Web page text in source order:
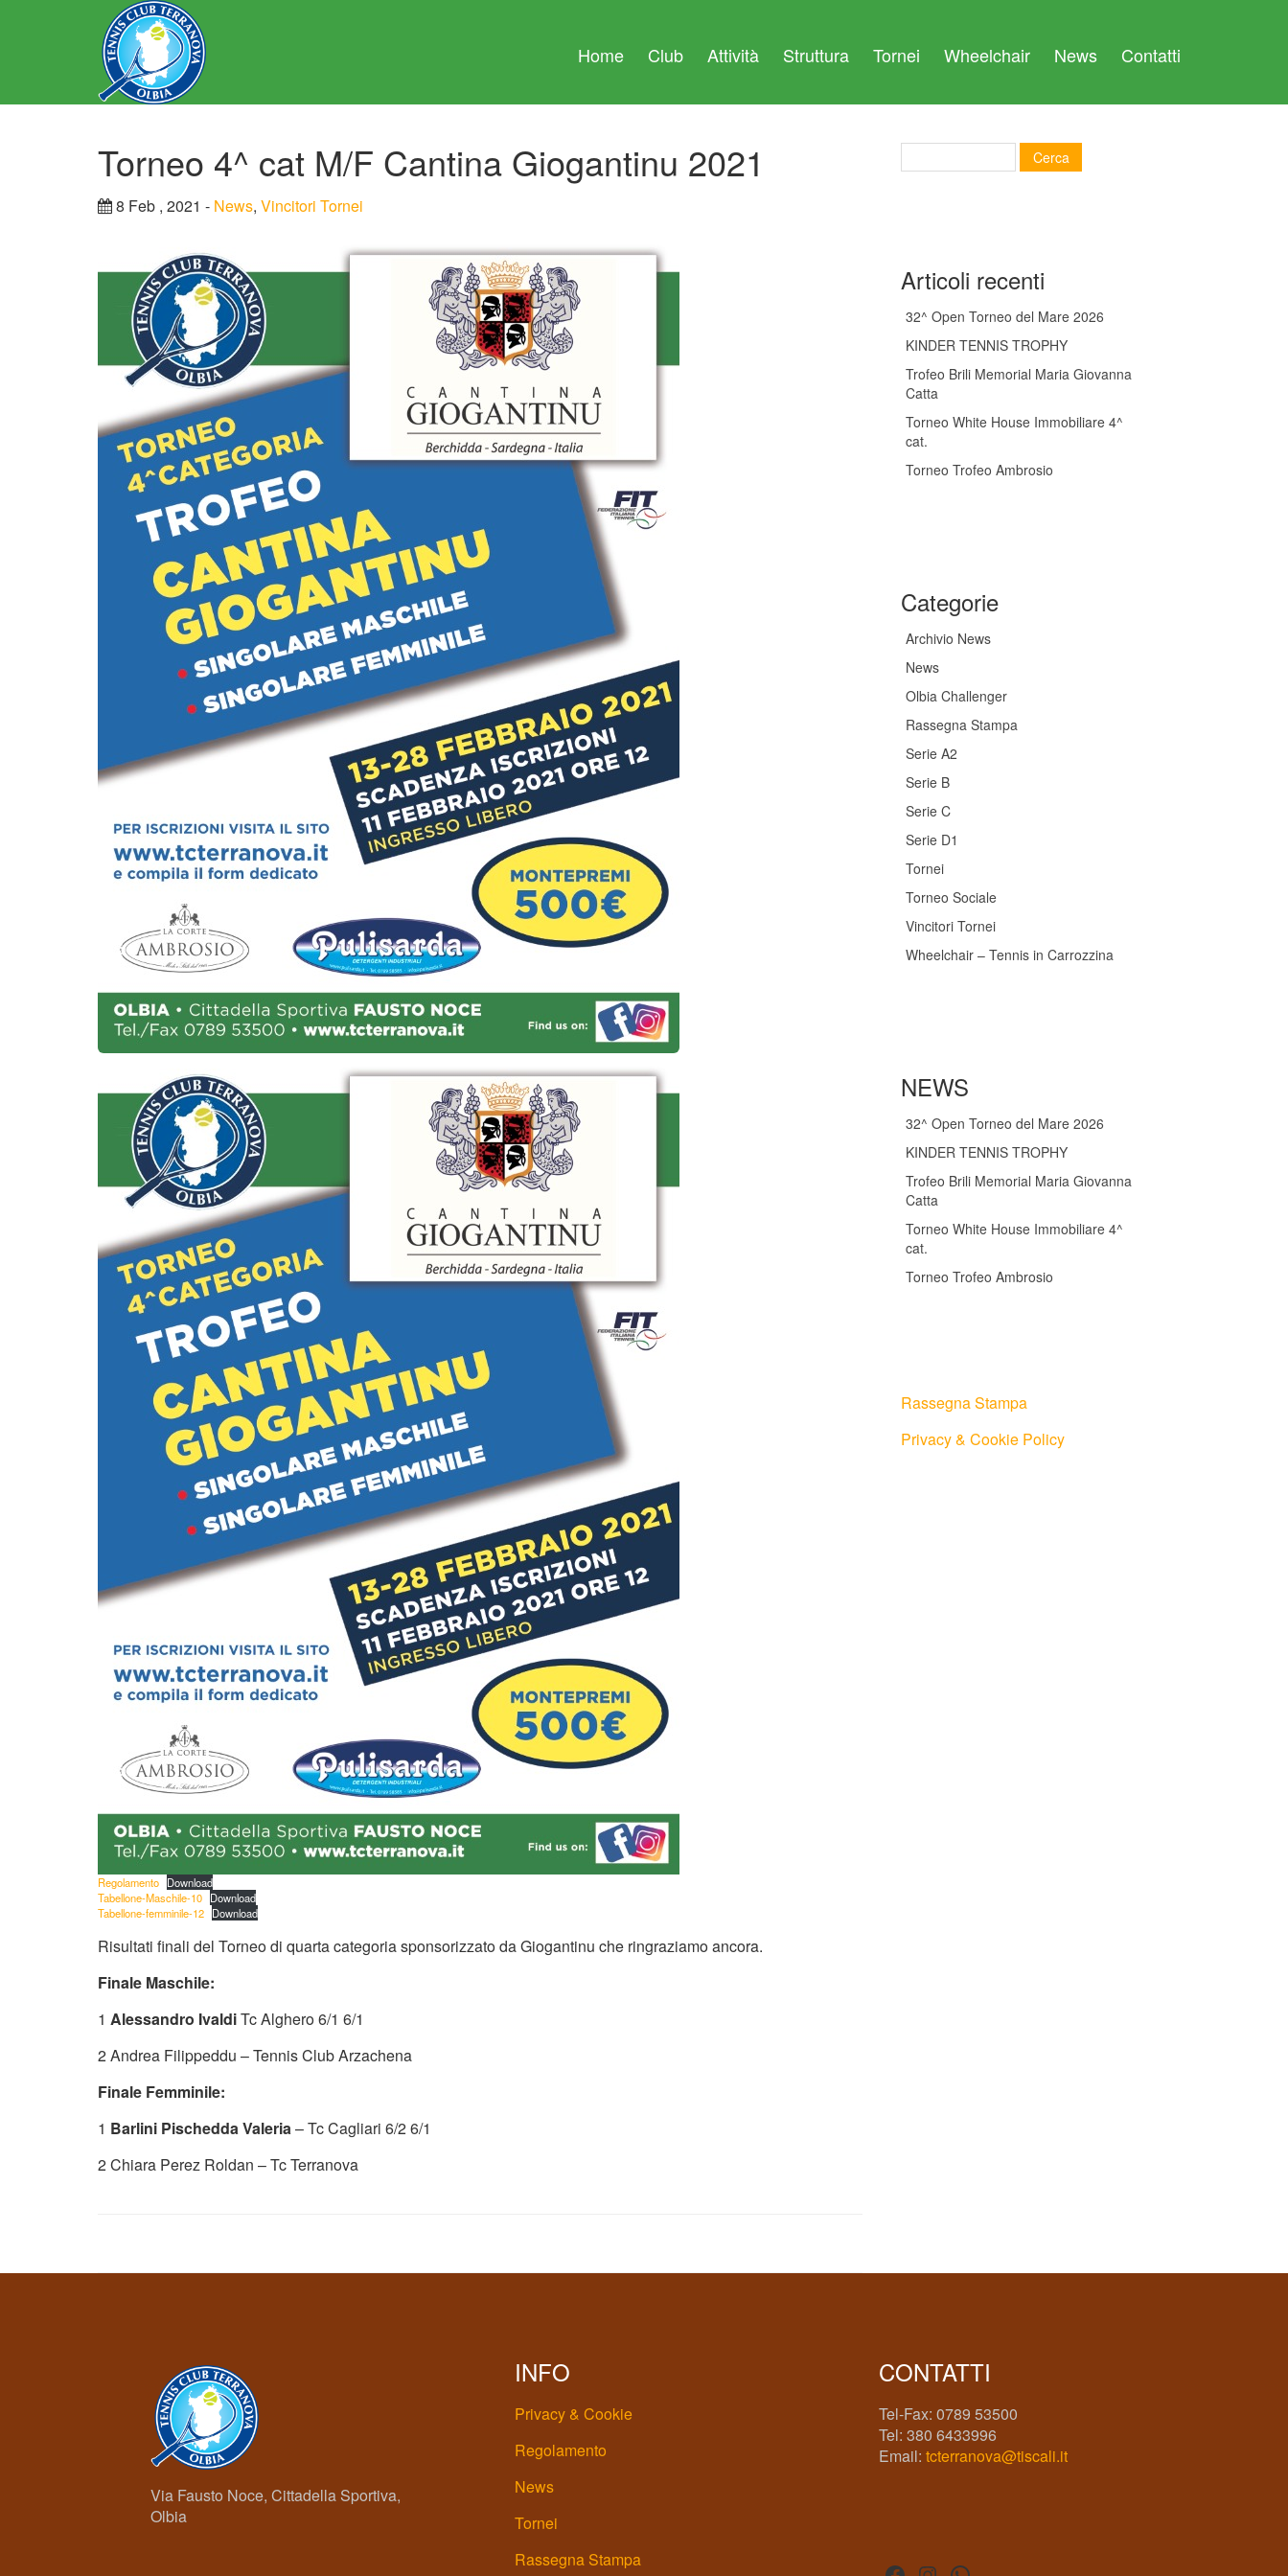
Home Club Attività Struttura Tornei Wheelchair News Contatti
Torneo 4^ cat M/F Cantina Giogantinu 2021
8 Feb , 2021 - News, Vincitori Tornei
Regolamento Download
Tabellone-Maschile-10 Download
Tabellone-femminile-12 Download
Risultati finali del Torneo di quarta categoria sponsorizzato da Giogantinu che ringraziamo ancora.
Finale Maschile:
1 Alessandro IvaldiTc Alghero 6/1 6/1
2 Andrea Filippeddu – Tennis Club Arzachena
Finale Femminile:
1 Barlini Pischedda Valeria– Tc Cagliari 6/2 6/1
2 Chiara Perez Roldan – Tc Terranova
Articoli recenti
32^ Open Torneo del Mare 2026
KINDER TENNIS TROPHY
Trofeo Brili Memorial Maria Giovanna
Catta
Torneo White House Immobiliare 4^
cat.
Torneo Trofeo Ambrosio
Categorie
Archivio News
News
Olbia Challenger
Rassegna Stampa
Serie A2
Serie B
Serie C
Serie D1
Tornei
Torneo Sociale
Vincitori Tornei
Wheelchair – Tennis in Carrozzina
NEWS
32^ Open Torneo del Mare 2026
KINDER TENNIS TROPHY
Trofeo Brili Memorial Maria Giovanna
Catta
Torneo White House Immobiliare 4^
cat.
Torneo Trofeo Ambrosio
Rassegna Stampa
Privacy & Cookie Policy
Via Fausto Noce, Cittadella Sportiva,
Olbia
INFO
Privacy & Cookie
Regolamento
News
Tornei
Rassegna Stampa
CONTATTI
Tel-Fax: 0789 53500
Tel: 380 6433996
Email: tcterranova@tiscali.it
Facebook
Instagram